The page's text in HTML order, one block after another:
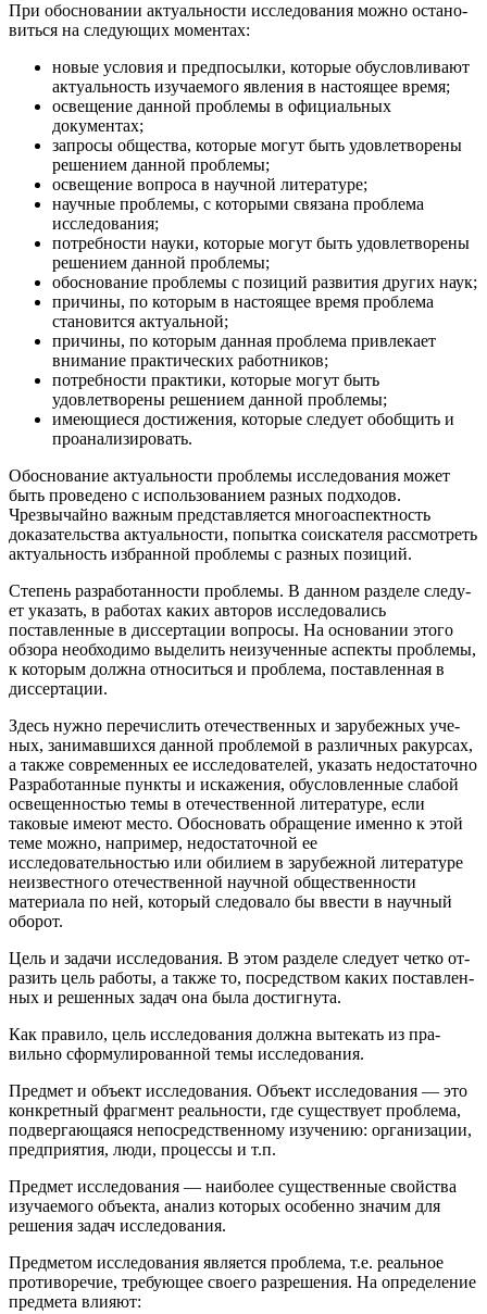
При обосновании актуальности исследования можно остано­
виться на следующих моментах:
новые условия и предпосылки, которые обусловливают
акту­альность изучаемого явления в настоящее время;
освещение данной проблемы в официальных
документах;
запросы общества, которые могут быть удовлетворены
реше­нием данной проблемы;
освещение вопроса в научной литературе;
научные проблемы, с которыми связана проблема
исследова­ния;
потребности науки, которые могут быть удовлетворены
ре­шением данной проблемы;
обоснование проблемы с позиций развития других наук;
причины, по которым в настоящее время проблема
становит­ся актуальной;
причины, по которым данная проблема привлекает
внимание практических работников;
потребности практики, которые могут быть
удовлетворены решением данной проблемы;
имеющиеся достижения, которые следует обобщить и
проанализировать.
Обоснование актуальности проблемы исследования может
быть проведено с использованием разных подходов.
Чрезвычай­но важным представляется многоаспектность
доказательства актуальности, попытка соискателя рассмотреть
актуальность из­бранной проблемы с разных позиций.
Степень разработанности проблемы. В данном разделе следу­
ет указать, в работах каких авторов исследовались
поставленные в диссертации вопросы. На основании этого
обзора необходимо выделить неизученные аспекты проблемы,
к которым должна относиться и проблема, поставленная в
диссертации.
Здесь нужно перечислить отечественных и зарубежных уче­
ных, занимавшихся данной проблемой в различных ракурсах,
а также современных ее исследователей, указать недостаточно
Разработанные пункты и искажения, обусловленные слабой
ос­вещенностью темы в отечественной литературе, если
таковые имеют место. Обосновать обращение именно к этой
теме можно, например, недостаточной ее
исследовательностью или оби­лием в зарубежной литературе
неизвестного отечественной научной общественности
материала по ней, который следовало бы ввести в научный
оборот.
Цель и задачи исследования. В этом разделе следует четко от­
разить цель работы, а также то, посредством каких поставлен­
ных и решенных задач она была достигнута.
Как правило, цель исследования должна вытекать из пра­
вильно сформулированной темы исследования.
Предмет и объект исследования. Объект исследования — это
конкретный фрагмент реальности, где существует проблема,
подвергающаяся непосредственному изучению: организации,
предприятия, люди, процессы и т.п.
Предмет исследования — наиболее существенные свойства
изучаемого объекта, анализ которых особенно значим для
реше­ния задач исследования.
Предметом исследования является проблема, т.е. реальное
противоречие, требующее своего разрешения. На определение
предмета влияют: